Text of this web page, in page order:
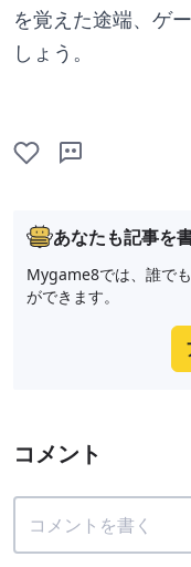
を覚えた途端、ゲ
しょう。
あなたも記事を
Mygame8では、誰で
ができます。
コメント